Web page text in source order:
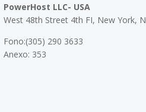
PowerHost LLC- USA
West 48th Street 4th FI, New York,
Fono:(305) 290 3633
Anexo: 353